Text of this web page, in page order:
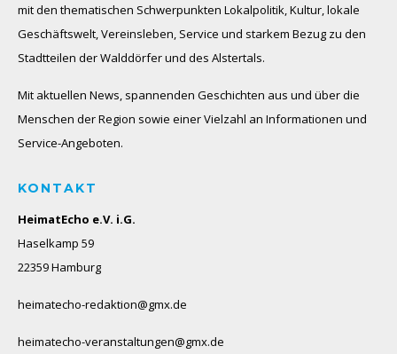
mit den thematischen Schwerpunkten Lokalpolitik, Kultur, lokale
Geschäftswelt, Vereinsleben, Service und starkem Bezug zu den
Stadtteilen der Walddörfer und des Alstertals.
Mit aktuellen News, spannenden Geschichten aus und über die
Menschen der Region sowie einer Vielzahl an Informationen und
Service-Angeboten.
KONTAKT
HeimatEcho e.V. i.G.
Haselkamp 59
22359 Hamburg
heimatecho-redaktion@gmx.de
heimatecho-veranstaltungen@gmx.de